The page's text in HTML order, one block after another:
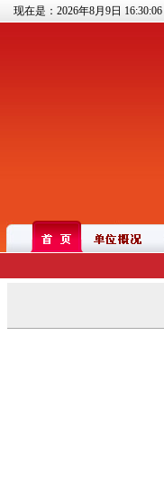
现在是：2026年8月9日 16:30:06